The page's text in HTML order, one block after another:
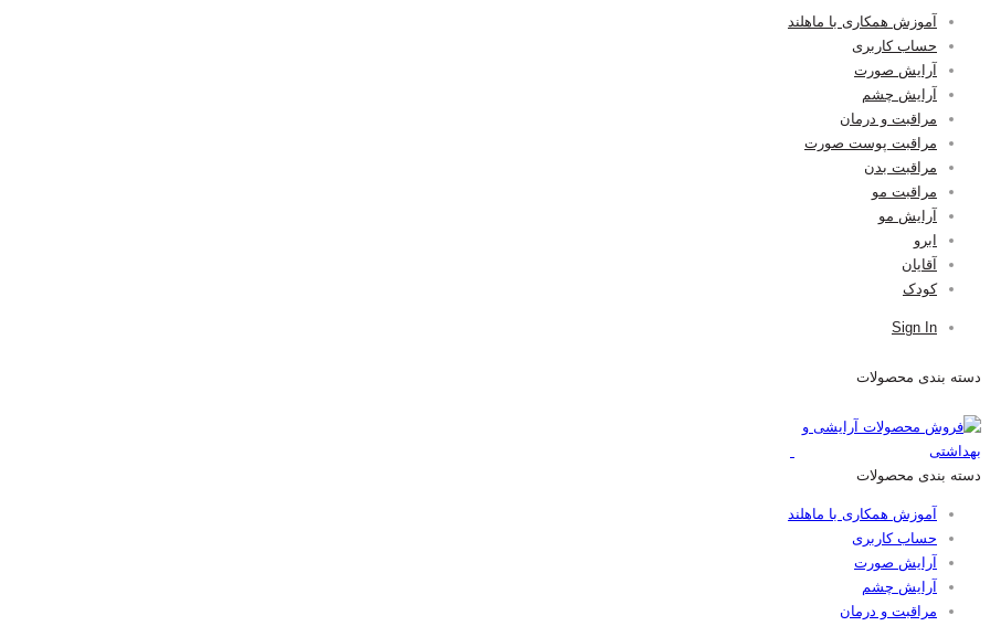
آموزش همکاری با ماهلند
حساب کاربری
آرایش صورت
آرایش چشم
مراقبت و درمان
مراقبت پوست صورت
مراقبت بدن
مراقبت مو
آرایش مو
ابرو
آقایان
کودک
Sign In
دسته بندی محصولات
دسته بندی محصولات
آموزش همکاری با ماهلند
حساب کاربری
آرایش صورت
آرایش چشم
مراقبت و درمان